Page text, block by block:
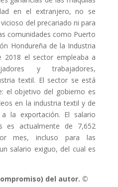
en el extranjero, no se
del precariado ni para
comunidades como Puerto
Hondureña de la Industria
2018 el sector empleaba a
y trabajadores,
textil. El sector se está
el objetivo del gobierno es
en la industria textil y de
la exportación. El salario
es actualmente de 7,652
mes, incluso para las
salario exiguo, del cual es
del autor. ©